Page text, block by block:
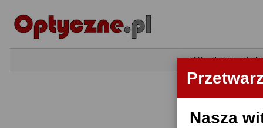
Nasza
•FAQ•Szukaj•